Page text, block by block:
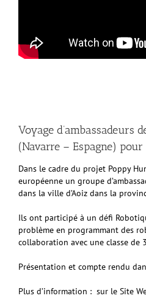
Voyage d’ambassadeurs
(Navarre – Espagne)
Dans le cadre du projet Poppy
européenne un groupe
dans la ville d’Aoiz dans la
Ils ont participé à un défi
problème en programmant des
collaboration avec une classe de
Présentation et compte rendu
Plus d’information : sur le Site